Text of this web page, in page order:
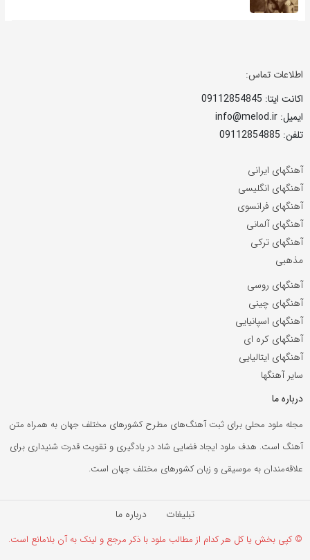
اطلاعات تماس:
اکانت ایتا: 09112854845
ایمیل: info@melod.ir
تلفن: 09112854885
آهنگهای ایرانی
آهنگهای انگلیسی
آهنگهای فرانسوی
آهنگهای آلمانی
آهنگهای ترکی
مذهبی
آهنگهای روسی
آهنگهای چینی
آهنگهای اسپانیایی
آهنگهای کره ای
آهنگهای ایتالیایی
سایر آهنگها
درباره ما
مجله ملود محلی برای ثبت آهنگ‌های مطرح کشورهای مختلف جهان به همراه متن
آهنگ است. هدف ملود ایجاد فضایی شاد در یادگیری و تقویت قدرت شنیداری برای
علاقه‌مندان به موسیقی و زبان کشورهای مختلف جهان است.
تبلیغات درباره ما
© کپی بخش یا کل هر کدام از مطالب ملود با ذکر مرجع و لینک به آن بلامانع است.